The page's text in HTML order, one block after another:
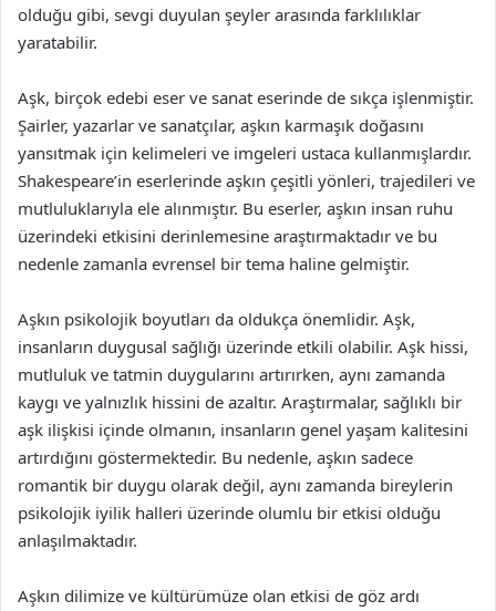
olduğu gibi, sevgi duyulan şeyler arasında farklılıklar
yaratabilir.
Aşk, birçok edebi eser ve sanat eserinde de sıkça işlenmiştir.
Şairler, yazarlar ve sanatçılar, aşkın karmaşık doğasını
yansıtmak için kelimeleri ve imgeleri ustaca kullanmışlardır.
Shakespeare’in eserlerinde aşkın çeşitli yönleri, trajedileri ve
mutluluklarıyla ele alınmıştır. Bu eserler, aşkın insan ruhu
üzerindeki etkisini derinlemesine araştırmaktadır ve bu
nedenle zamanla evrensel bir tema haline gelmiştir.
Aşkın psikolojik boyutları da oldukça önemlidir. Aşk,
insanların duygusal sağlığı üzerinde etkili olabilir. Aşk hissi,
mutluluk ve tatmin duygularını artırırken, aynı zamanda
kaygı ve yalnızlık hissini de azaltır. Araştırmalar, sağlıklı bir
aşk ilişkisi içinde olmanın, insanların genel yaşam kalitesini
artırdığını göstermektedir. Bu nedenle, aşkın sadece
romantik bir duygu olarak değil, aynı zamanda bireylerin
psikolojik iyilik halleri üzerinde olumlu bir etkisi olduğu
anlaşılmaktadır.
Aşkın dilimize ve kültürümüze olan etkisi de göz ardı